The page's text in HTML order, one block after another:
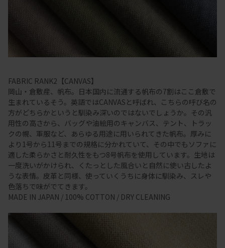
FABRIC RANK2【CANVAS】
岡山・倉敷産、帆布。日本国内に流通する帆布の7割はここ倉敷で
生まれているそう。英語ではCANVASと呼ばれ、こちらの呼び名の
方がどちらかというと馴染み深いのではないでしょうか。その汎
用性の高さから、バッグや油絵用のキャンバス、テント、トラッ
クの幌、軍服など、あらゆる用途に用いられてきた帆布。厚みに
より1号から11号までの規格に分かれていて、その中でもソファに
適した柔らかさと耐久性をもつ8号帆布を使用しています。生地は
一度洗いがかけられ、くたっとした風合いと自然に使い古したよ
うな表情。皮革と同様、使っていくうちに身体に馴染み、スレや
色落ちで味がでてきます。
MADE IN JAPAN / 100% COTTON / DRY CLEANING